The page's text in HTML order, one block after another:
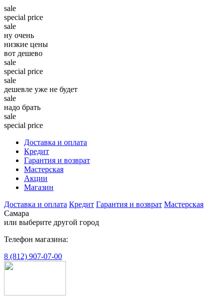
sale
special price
sale
ну очень
низкие цены
вот дешево
sale
special price
sale
дешевле уже не будет
sale
надо брать
sale
special price
Доставка и оплата
Кредит
Гарантия и возврат
Мастерская
Акции
Магазин
Доставка и оплата Кредит Гарантия и возврат Мастерская
Самара
или выберите другой город
Телефон магазина:
8 (812) 907-07-00